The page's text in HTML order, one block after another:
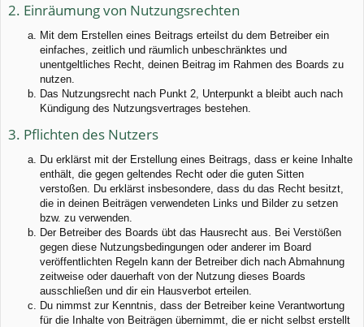
2. Einräumung von Nutzungsrechten
Mit dem Erstellen eines Beitrags erteilst du dem Betreiber ein
einfaches, zeitlich und räumlich unbeschränktes und
unentgeltliches Recht, deinen Beitrag im Rahmen des Boards zu
nutzen.
Das Nutzungsrecht nach Punkt 2, Unterpunkt a bleibt auch nach
Kündigung des Nutzungsvertrages bestehen.
3. Pflichten des Nutzers
Du erklärst mit der Erstellung eines Beitrags, dass er keine Inhalte
enthält, die gegen geltendes Recht oder die guten Sitten
verstoßen. Du erklärst insbesondere, dass du das Recht besitzt,
die in deinen Beiträgen verwendeten Links und Bilder zu setzen
bzw. zu verwenden.
Der Betreiber des Boards übt das Hausrecht aus. Bei Verstößen
gegen diese Nutzungsbedingungen oder anderer im Board
veröffentlichten Regeln kann der Betreiber dich nach Abmahnung
zeitweise oder dauerhaft von der Nutzung dieses Boards
ausschließen und dir ein Hausverbot erteilen.
Du nimmst zur Kenntnis, dass der Betreiber keine Verantwortung
für die Inhalte von Beiträgen übernimmt, die er nicht selbst erstellt